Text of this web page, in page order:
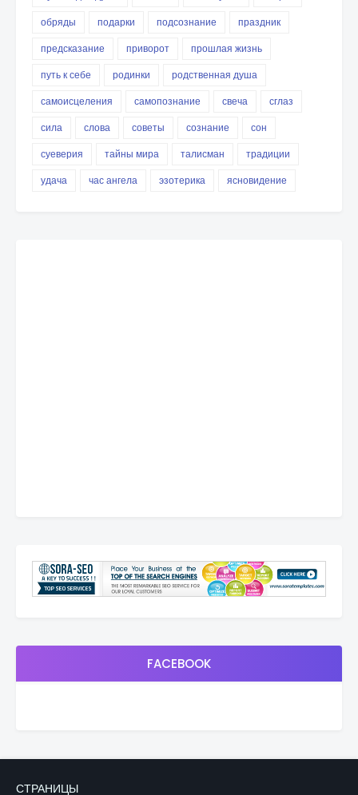
обряды
подарки подсознание
праздник
предсказание
приворот
прошлая жизнь
путь к себе
родинки
родственная душа
самоисцеления
самопознание свеча
сглаз
сила
слова советы сознание
сон
суеверия
тайны мира талисман
традиции
удача
час ангела эзотерика ясновидение
FACEBOOK
СТРАНИЦЫ